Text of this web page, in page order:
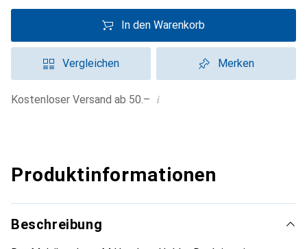
In den Warenkorb
Vergleichen Merken
Kostenloser Versand ab 50.– i
Produktinformationen
Beschreibung